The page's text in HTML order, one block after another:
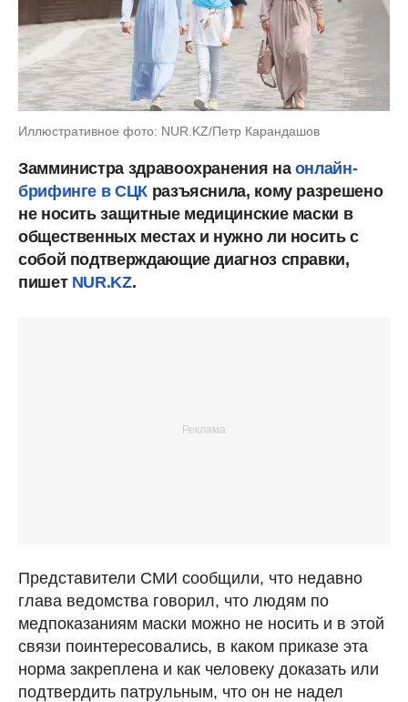
Иллюстративное фото: NUR.KZ/Петр Карандашов
Замминистра здравоохранения на онлайн-
брифинге в СЦКразъяснила, кому разрешено
не носить защитные медицинские маски в
общественных местах и нужно ли носить с
собой подтверждающие диагноз справки,
пишет NUR.KZ.
Представители СМИ сообщили, что недавно
глава ведомства говорил, что людям по
медпоказаниям маски можно не носить и в этой
связи поинтересовались, в каком приказе эта
норма закреплена и как человеку доказать или
подтвердить патрульным, что он не надел